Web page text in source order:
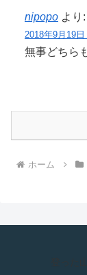
nipopo より:
2018年9月19
無事どちら
ホーム